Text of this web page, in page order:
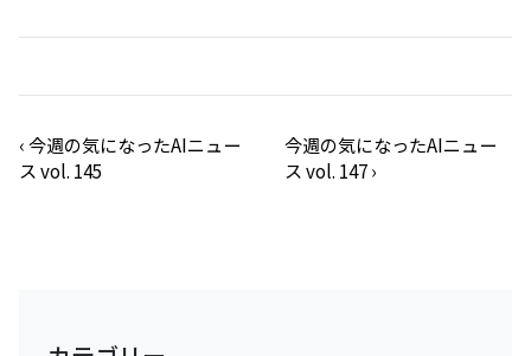
‹今週の気になったAIニュー
ス vol. 145
今週の気になったAIニュー
ス vol. 147›